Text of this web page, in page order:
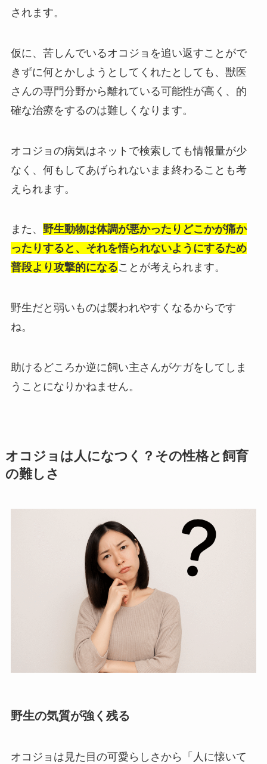
されます。
仮に、苦しんでいるオコジョを追い返すことがで
きずに何とかしようとしてくれたとしても、獣医
さんの専門分野から離れている可能性が高く、的
確な治療をするのは難しくなります。
オコジョの病気はネットで検索しても情報量が少
なく、何もしてあげられないまま終わることも考
えられます。
また、 野生動物は体調が悪かったりどこかが痛か
ったりすると、それを悟られないようにするため
普段より攻撃的になることが考えられます。
野生だと弱いものは襲われやすくなるからです
ね。
助けるどころか逆に飼い主さんがケガをしてしま
うことになりかねません。
オコジョは人になつく？その性格と飼育
の難しさ
野生の気質が強く残る
オコジョは見た目の可愛らしさから「人に懐いて